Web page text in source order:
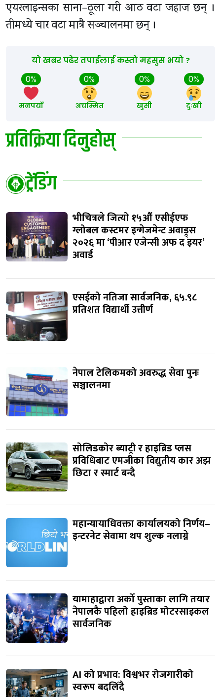
एयरलाइन्सका साना–ठूला गरी आठ वटा जहाज छन् ।
तीमध्ये चार वटा मात्रै सञ्चालनमा छन् ।
यो खबर पढेर तपाईलाई कस्तो महसुस भयो ?
0%
मनपर्यो
0%
अचम्मित
0%
खुसी
0%
दुःखी
प्रतिक्रिया दिनुहोस्
ट्रेंडिंग
भीचित्रले जित्यो १५औं एसीईएफ
ग्लोबल कस्टमर इन्गेजमेन्ट अवाड्र्स
२०२६ मा ‘पीआर एजेन्सी अफ द इयर’
अवार्ड
एसईको नतिजा सार्वजनिक, ६५.९८
प्रतिशत विद्यार्थी उत्तीर्ण
नेपाल टेलिकमको अवरुद्ध सेवा पुनः
सञ्चालनमा
सोलिडकोर ब्याट्री र हाइब्रिड प्लस
प्रविधिबाट एमजीका विद्युतीय कार अझ
छिटा र स्मार्ट बन्दै
महान्यायाधिवक्ता कार्यालयको निर्णय–
इन्टरनेट सेवामा थप शुल्क नलाग्ने
यामाहाद्वारा अर्को पुस्ताका लागि तयार
नेपालकै पहिलो हाइब्रिड मोटरसाइकल
सार्वजनिक
AI को प्रभाव: विश्वभर रोजगारीको
स्वरूप बदलिँदै